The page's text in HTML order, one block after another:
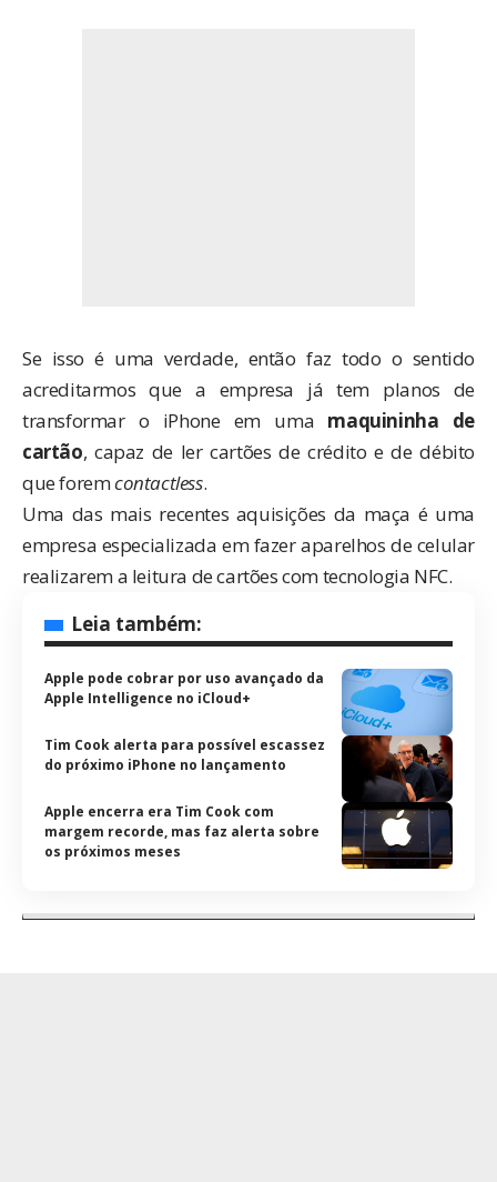
Se isso é uma verdade, então faz todo o sentido
acreditarmos que a empresa já tem planos de
transformar o iPhone em uma maquininha de
cartão, capaz de ler cartões de crédito e de débito
que foremcontactless.
Uma das mais recentes aquisições da maça é uma
empresa especializada em fazer aparelhos de celular
realizarem a leitura de cartões com tecnologia NFC.
Leia também:
Apple pode cobrar por uso avançado da
Apple Intelligence no iCloud+
Tim Cook alerta para possível escassez
do próximo iPhone no lançamento
Apple encerra era Tim Cook com
margem recorde, mas faz alerta sobre
os próximos meses